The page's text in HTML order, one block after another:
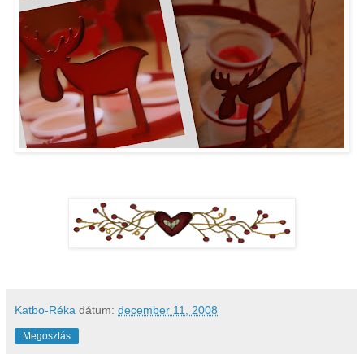
Katbo-Réka dátum: december 11, 2008
Megosztás